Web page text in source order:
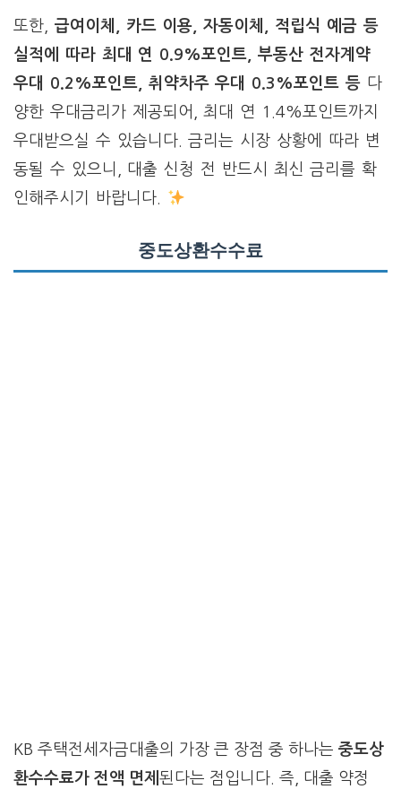
또한, 급여이체, 카드 이용, 자동이체, 적립식 예금 등
실적에 따라 최대 연 0.9%포인트, 부동산 전자계약
우대 0.2%포인트, 취약차주 우대 0.3%포인트 등 다
양한 우대금리가 제공되어, 최대 연 1.4%포인트까지
우대받으실 수 있습니다. 금리는 시장 상황에 따라 변
동될 수 있으니, 대출 신청 전 반드시 최신 금리를 확
인해주시기 바랍니다.
중도상환수수료
KB 주택전세자금대출의 가장 큰 장점 중 하나는 중도상
환수수료가 전액 면제 된다는 점입니다. 즉, 대출 약정